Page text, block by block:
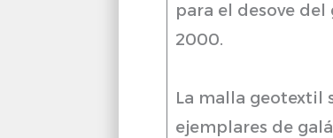
para el desove
2000.
La malla geotextil
ejemplares de